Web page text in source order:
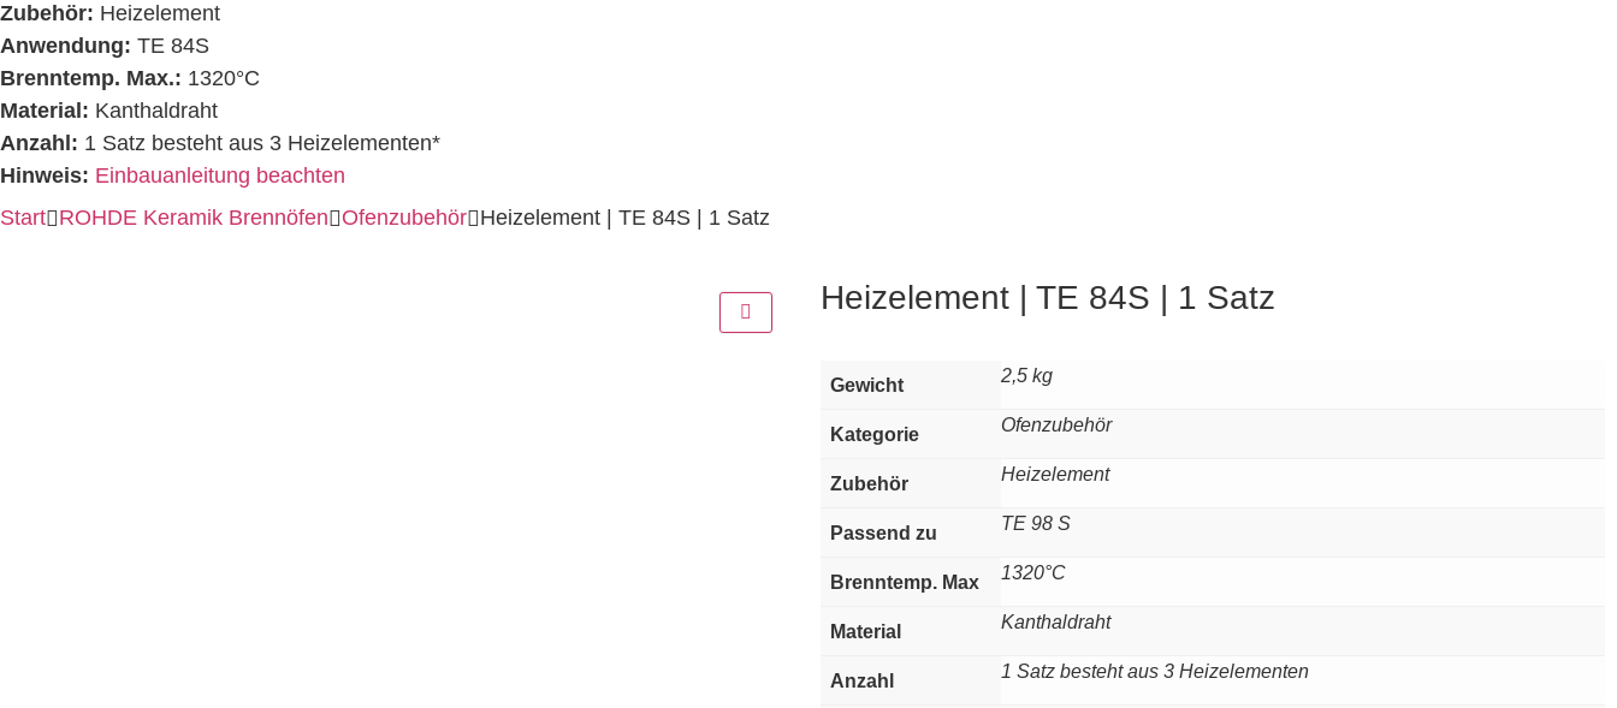
Zubehör: Heizelement
Anwendung: TE 84S
Brenntemp. Max.: 1320°C
Material: Kanthaldraht
Anzahl: 1 Satz besteht aus 3 Heizelementen*
Hinweis: Einbauanleitung beachten
Start ROHDE Keramik Brennöfen Ofenzubehör Heizelement | TE 84S | 1 Satz
Heizelement | TE 84S | 1 Satz
Gewicht 2,5 kg
Kategorie Ofenzubehör
Zubehör Heizelement
Passend zu TE 98 S
Brenntemp. Max 1320°C
Material Kanthaldraht
Anzahl 1 Satz besteht aus 3 Heizelementen